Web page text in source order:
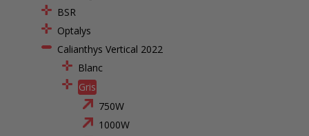
BSR
Optalys
Calianthys Vertical 2022
Blanc
Gris
750W
1000W